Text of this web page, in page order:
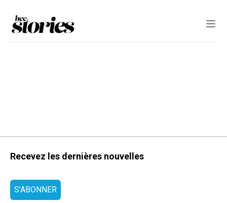
Recevez les dernières nouvelles